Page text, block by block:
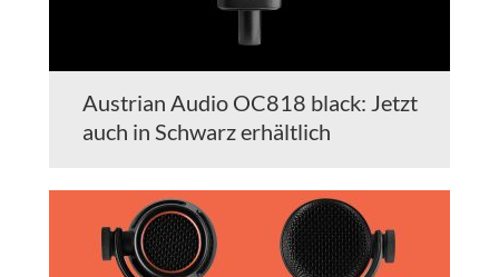
Austrian Audio OC818 black: Jetzt
auch in Schwarz erhältlich